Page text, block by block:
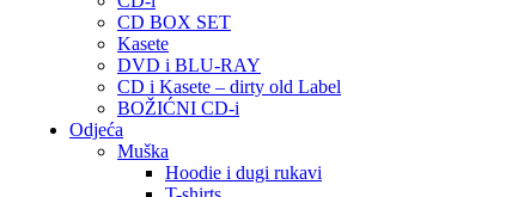
CD BOX SET
Kasete
DVD i BLU-RAY
CD i Kasete – dirty old Label
BOŽIĆNI CD-i
Odjeća
Muška
Hoodie i dugi rukavi